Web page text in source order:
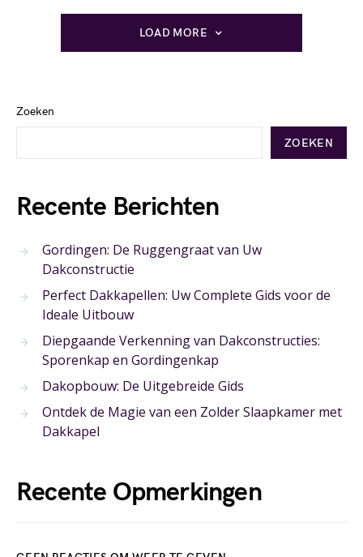
LOAD MORE
Zoeken
ZOEKEN
Recente Berichten
Gordingen: De Ruggengraat van Uw
Dakconstructie
Perfect Dakkapellen: Uw Complete Gids voor de
Ideale Uitbouw
Diepgaande Verkenning van Dakconstructies:
Sporenkap en Gordingenkap
Dakopbouw: De Uitgebreide Gids
Ontdek de Magie van een Zolder Slaapkamer met
Dakkapel
Recente Opmerkingen